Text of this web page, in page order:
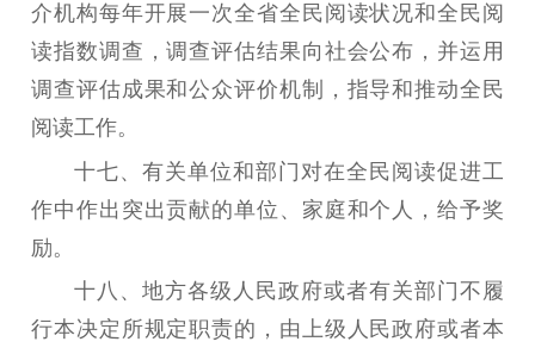
介机构每年开展一次全省全民阅读状况和全民阅
读指数调查，调查评估结果向社会公布，并运用
调查评估成果和公众评价机制，指导和推动全民
阅读工作。
十七、 有关单位和部门对在全民阅读促进工
作中作出突出贡献的单位、家庭和个人，给予奖
励。
十八 、 地方各级人民政府或者有关部门不履
行本决定所规定职责的，由上级人民政府或者本